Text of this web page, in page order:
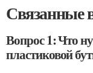
Связанные
Вопрос 1: Что
пластиковой